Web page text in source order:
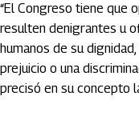
“El Congreso tiene que
resulten denigrantes u
humanos de su
prejuicio o una
precisó en su concepto